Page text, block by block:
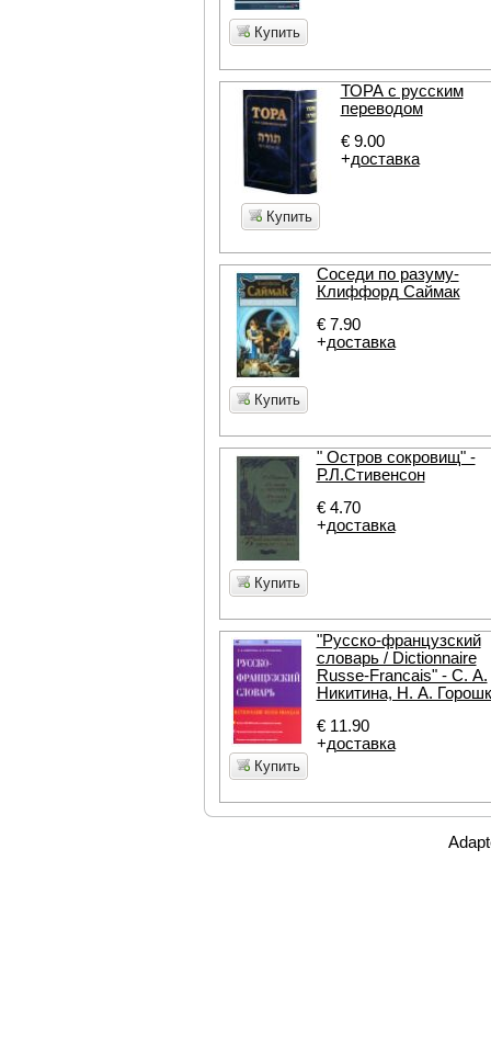
Купить
Купить
ТОРА с русским
переводом
€ 9.00
+доставка
Купить
Соседи по разуму-
Клиффорд Саймак
€ 7.90
+доставка
Купить
" Остров сокровищ" -
Р.Л.Стивенсон
€ 4.70
+доставка
Купить
"Русско-французский
словарь / Dictionnaire
Russe-Francais" - С. А.
Никитина, Н. А.
€ 11.90
+доставка